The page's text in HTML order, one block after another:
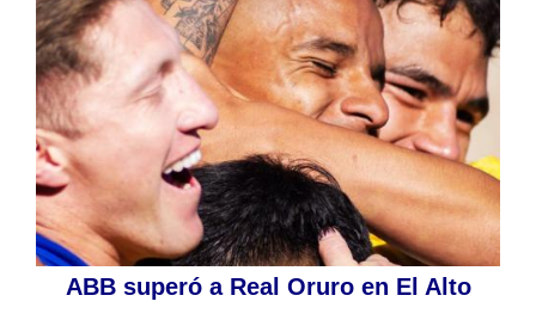
ABB superó a Real Oruro en El Alto